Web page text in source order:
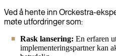
Ved å hente inn Orckestra-
møte utfordringer som:
Rask lansering: En erfaren
implementeringspartner kan